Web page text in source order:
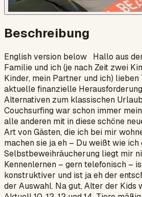
Beschreibung
English version below Hallo aus
Familie und ich (je nach Zeit zwei
Kinder, mein Partner und ich) lieben
aktuelle finanzielle
Alternativen zum klassischen
Couchsurfing war schon immer
alle anderen mit in diese schöne
Art von Gästen, die ich bei mir
machen sie ja eh – Du weißt wie ich
Selbstbeweihräucherung liegt mir
Kennenlernen – gern telefonisch –
konstruktiver und ist ja eh der
der Auswahl. Na gut, Alter der Kids